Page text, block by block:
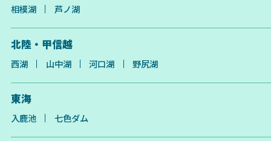
相模湖
芦ノ湖
北陸・甲信越
西湖 山中湖 河口湖 野尻湖
東海
入鹿池 七色ダム